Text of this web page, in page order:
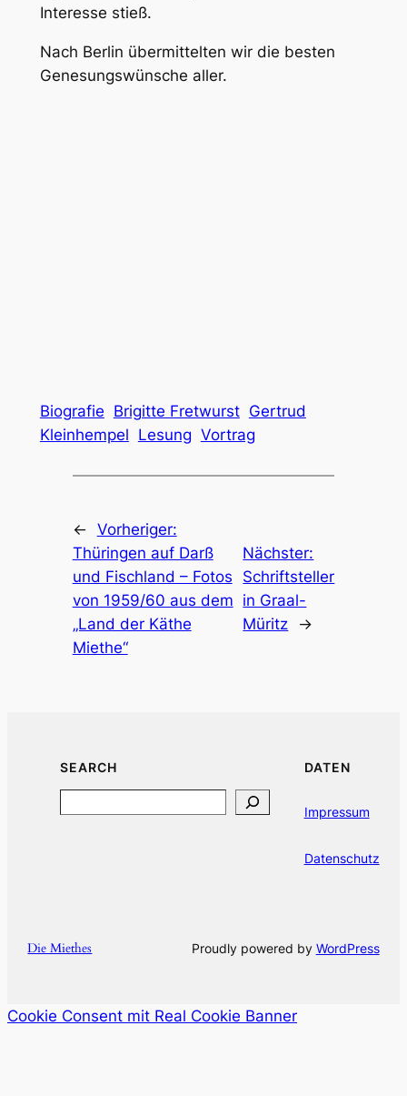
Interesse stieß.
Nach Berlin übermittelten wir die besten
Genesungswünsche aller.
Biografie Brigitte Fretwurst Gertrud
Kleinhempel Lesung Vortrag
← Vorheriger:
Thüringen auf Darß
und Fischland – Fotos
von 1959/60 aus dem
„Land der Käthe
Miethe“
Nächster:
Schriftsteller
in Graal-
Müritz
→
SEARCH DATEN
Impressum
Datenschutz
Die Miethes Proudly powered by WordPress
Cookie Consent mit Real Cookie Banner